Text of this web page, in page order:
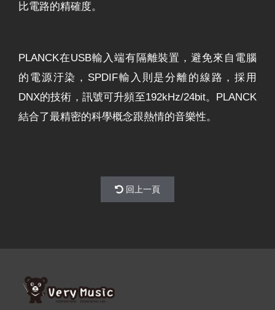
比電路的精確度。
PLANCK在USB輸入端有隔離裝置，避免來自電腦
的電源汙染，SPDIF輸入則是分離的線路，採用
DNX的技術，訊號可升頻至192kHz/24bit。PLANCK
結合了最精密的科學概念跟熱情的音樂性。
回上一頁